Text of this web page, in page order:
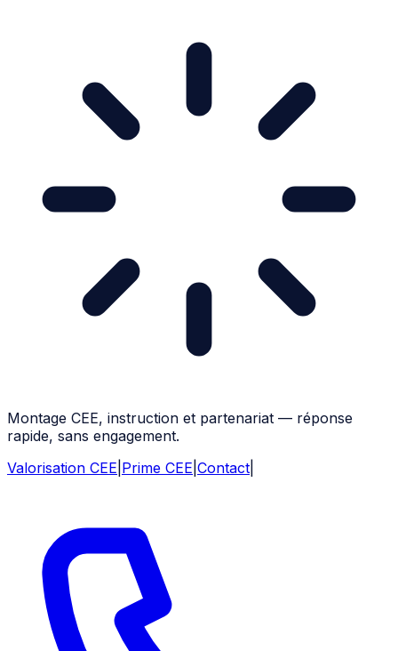
Montage CEE, instruction et partenariat — réponse
rapide, sans engagement.
Valorisation CEE Prime CEE Contact